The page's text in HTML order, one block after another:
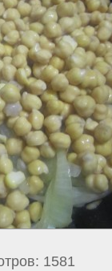
1581